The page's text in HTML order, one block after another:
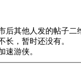
后其他人发的帖子二
长，暂时还没有。
速游侠。